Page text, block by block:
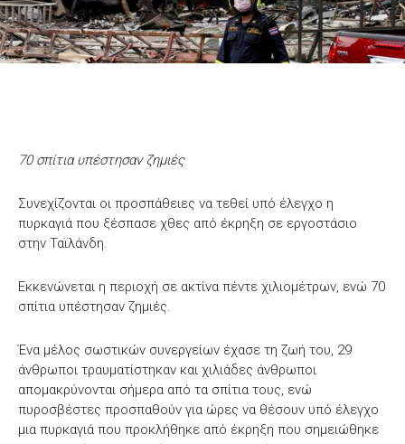
70 σπίτια υπέστησαν ζημιές
Συνεχίζονται οι προσπάθειες να τεθεί υπό έλεγχο η
πυρκαγιά που ξέσπασε χθες από έκρηξη σε εργοστάσιο
στην Ταϊλάνδη.
Εκκενώνεται η περιοχή σε ακτίνα πέντε χιλιομέτρων, ενώ 70
σπίτια υπέστησαν ζημιές.
Ένα μέλος σωστικών συνεργείων έχασε τη ζωή του, 29
άνθρωποι τραυματίστηκαν και χιλιάδες άνθρωποι
απομακρύνονται σήμερα από τα σπίτια τους, ενώ
πυροσβέστες προσπαθούν για ώρες να θέσουν υπό έλεγχο
μια πυρκαγιά που προκλήθηκε από έκρηξη που σημειώθηκε